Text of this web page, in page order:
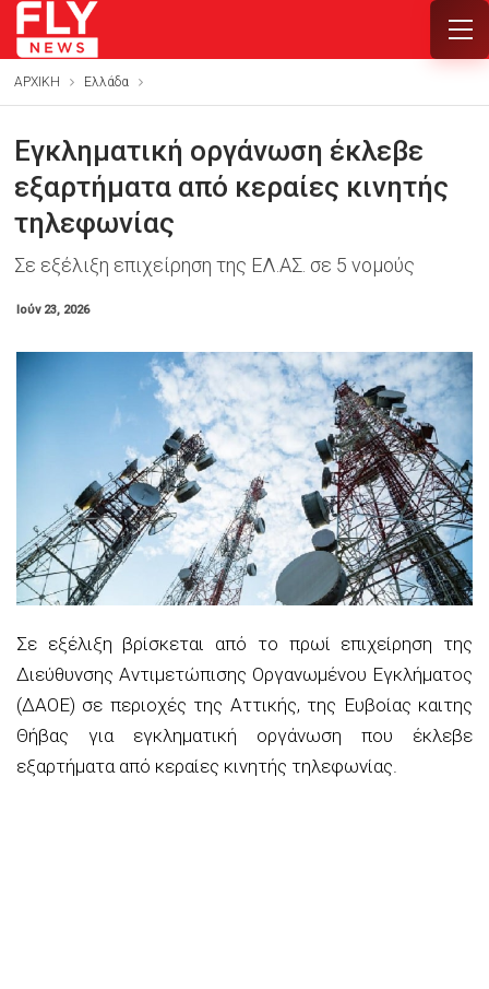
ΑΡΧΙΚΗ Ελλάδα
Εγκληματική οργάνωση έκλεβε
εξαρτήματα από κεραίες κινητής
τηλεφωνίας
Σε εξέλιξη επιχείρηση της ΕΛ.ΑΣ. σε 5 νομούς
Ιούν 23, 2026
Σε εξέλιξη βρίσκεται από το πρωί επιχείρηση της
Διεύθυνσης Αντιμετώπισης Οργανωμένου Εγκλήματος
(ΔΑΟΕ) σε περιοχές της Αττικής, της Ευβοίας καιτης
Θήβας για εγκληματική οργάνωση που έκλεβε
εξαρτήματα από κεραίες κινητής τηλεφωνίας.